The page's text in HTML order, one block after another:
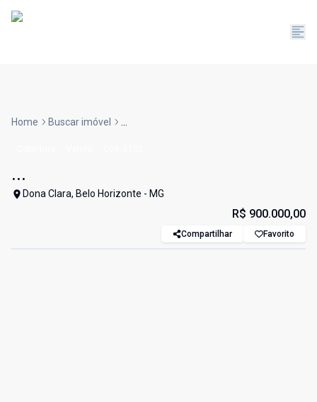
Home Buscar imóvel ...
...
Dona Clara, Belo Horizonte - MG
R$ 900.000,00
Compartilhar Favorito